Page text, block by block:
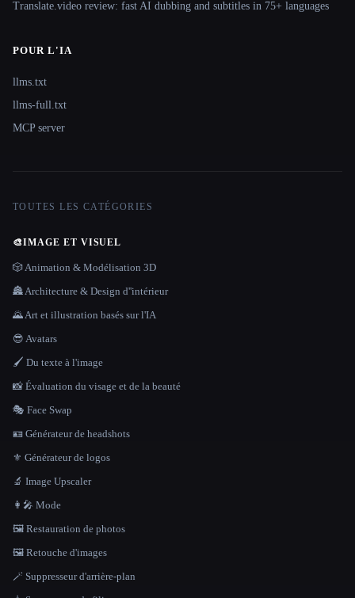
Translate.video review: fast AI dubbing and subtitles in 75+ languages
POUR L'IA
llms.txt
llms-full.txt
MCP server
TOUTES LES CATÉGORIES
🎨IMAGE ET VISUEL
🎲 Animation & Modélisation 3D
🏯 Architecture & Design d''intérieur
🌄 Art et illustration basés sur l'IA
😎 Avatars
🖌️ Du texte à l'image
📸 Évaluation du visage et de la beauté
🎭 Face Swap
🪪 Générateur de headshots
⚜️ Générateur de logos
🔬 Image Upscaler
👩‍🎤 Mode
🖼️ Restauration de photos
🖼️ Retouche d'images
🪄 Suppresseur d'arrière-plan